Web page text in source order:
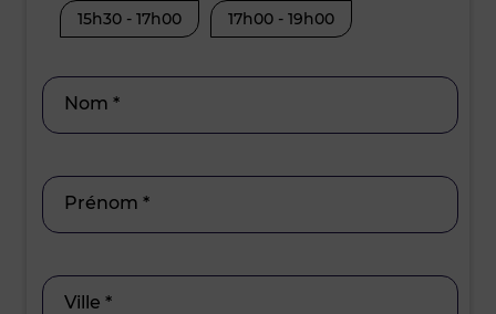
15h30 - 17h00 17h00 - 19h00
Nom *
Prénom *
Ville *